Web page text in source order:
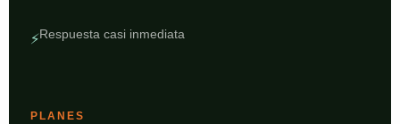
⚡Respuesta casi inmediata
PLANES